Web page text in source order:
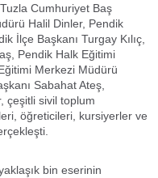
Cumhuriyet Baş
Halil Dinler, Pendik
İlçe Başkanı Turgay Kılıç,
Pendik Halk Eğitimi
Merkezi Müdürü
Sabahat Ateş,
çeşitli sivil toplum
öğreticileri, kursiyerler ve
bin eserinin